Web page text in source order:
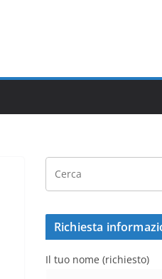
Richiesta
Il tuo nome (richiesto)